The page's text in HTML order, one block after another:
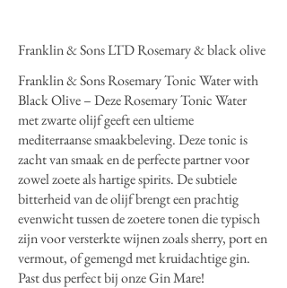
Franklin & Sons LTD Rosemary & black olive
Franklin & Sons Rosemary Tonic Water with
Black Olive – Deze Rosemary Tonic Water
met zwarte olijf geeft een ultieme
mediterraanse smaakbeleving. Deze tonic is
zacht van smaak en de perfecte partner voor
zowel zoete als hartige spirits. De subtiele
bitterheid van de olijf brengt een prachtig
evenwicht tussen de zoetere tonen die typisch
zijn voor versterkte wijnen zoals sherry, port en
vermout, of gemengd met kruidachtige gin.
Past dus perfect bij onze Gin Mare!